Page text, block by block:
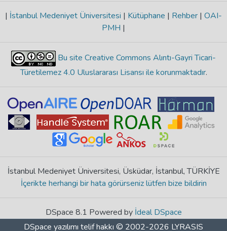
| İstanbul Medeniyet Üniversitesi | Kütüphane | Rehber | OAI-
PMH |
Bu site Creative Commons Alıntı-Gayri Ticari-
Türetilemez 4.0 Uluslararası Lisansı ile korunmaktadır.
İstanbul Medeniyet Üniversitesi, Üsküdar, İstanbul, TÜRKİYE
İçerikte herhangi bir hata görürseniz lütfen bize bildirin
DSpace 8.1 Powered by İdeal DSpace
DSpace yazılımı telif hakkı © 2002-2026 LYRASIS